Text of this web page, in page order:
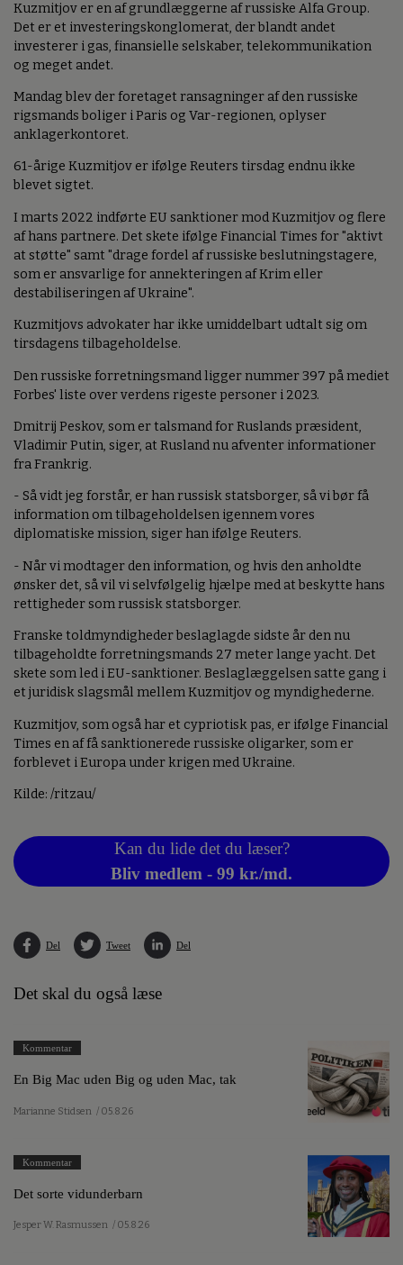
Kuzmitjov er en af grundlæggerne af russiske Alfa Group.
Det er et investeringskonglomerat, der blandt andet
investerer i gas, finansielle selskaber, telekommunikation
og meget andet.
Mandag blev der foretaget ransagninger af den russiske
rigsmands boliger i Paris og Var-regionen, oplyser
anklagerkontoret.
61-årige Kuzmitjov er ifølge Reuters tirsdag endnu ikke
blevet sigtet.
I marts 2022 indførte EU sanktioner mod Kuzmitjov og flere
af hans partnere. Det skete ifølge Financial Times for "aktivt
at støtte" samt "drage fordel af russiske beslutningstagere,
som er ansvarlige for annekteringen af Krim eller
destabiliseringen af Ukraine".
Kuzmitjovs advokater har ikke umiddelbart udtalt sig om
tirsdagens tilbageholdelse.
Den russiske forretningsmand ligger nummer 397 på mediet
Forbes' liste over verdens rigeste personer i 2023.
Dmitrij Peskov, som er talsmand for Ruslands præsident,
Vladimir Putin, siger, at Rusland nu afventer informationer
fra Frankrig.
- Så vidt jeg forstår, er han russisk statsborger, så vi bør få
information om tilbageholdelsen igennem vores
diplomatiske mission, siger han ifølge Reuters.
- Når vi modtager den information, og hvis den anholdte
ønsker det, så vil vi selvfølgelig hjælpe med at beskytte hans
rettigheder som russisk statsborger.
Franske toldmyndigheder beslaglagde sidste år den nu
tilbageholdte forretningsmands 27 meter lange yacht. Det
skete som led i EU-sanktioner. Beslaglæggelsen satte gang i
et juridisk slagsmål mellem Kuzmitjov og myndighederne.
Kuzmitjov, som også har et cypriotisk pas, er ifølge Financial
Times en af få sanktionerede russiske oligarker, som er
forblevet i Europa under krigen med Ukraine.
Kilde: /ritzau/
Kan du lide det du læser?
Bliv medlem - 99 kr./md.
Del Tweet Del
Det skal du også læse
Kommentar
En Big Mac uden Big og uden Mac, tak
Marianne Stidsen / 05.8.26
Kommentar
Det sorte vidunderbarn
Jesper W. Rasmussen / 05.8.26